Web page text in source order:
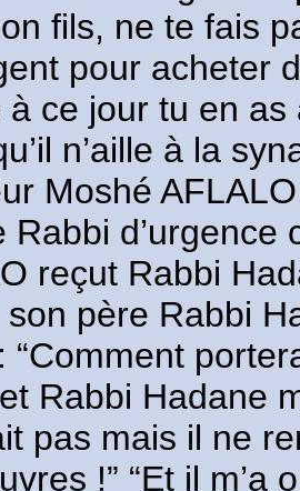
fils, ne te fais
pour acheter
à ce jour tu en
n’aille à la
Moshé
Rabbi d’urgence
reçut Rabbi
son père Rabbi
“Comment
Rabbi Hadane
pas mais il ne
!” “Et il